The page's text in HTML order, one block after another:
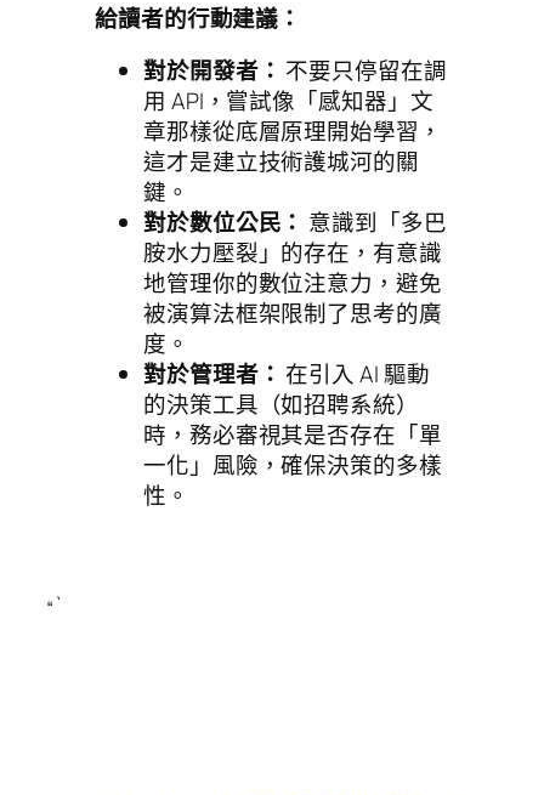
給讀者的行動建議：
對於開發者： 不要只停留在調
用 API，嘗試像「感知器」文
章那樣從底層原理開始學習，
這才是建立技術護城河的關
鍵。
對於數位公民： 意識到「多巴
胺水力壓裂」的存在，有意識
地管理你的數位注意力，避免
被演算法框架限制了思考的廣
度。
對於管理者： 在引入 AI 驅動
的決策工具（如招聘系統）
時，務必審視其是否存在「單
一化」風險，確保決策的多樣
性。
“`